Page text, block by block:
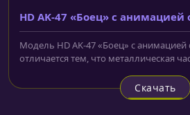
HD AK-47 «Боец» с анимацией
Модель HD AK-47 «Боец» с анимацией
отличается тем, что металлическая
Скачать